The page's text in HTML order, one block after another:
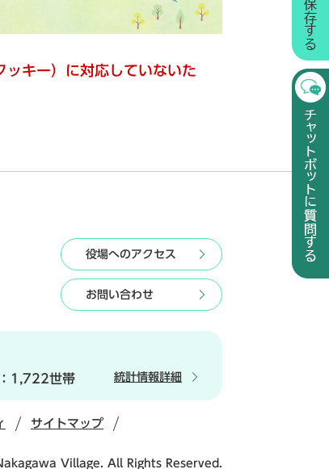
キー）に対応していないた
役場へのアクセス
お問い合わせ
1,722世帯 統計情報詳細
サイトマップ
Village. All Rights Reserved.